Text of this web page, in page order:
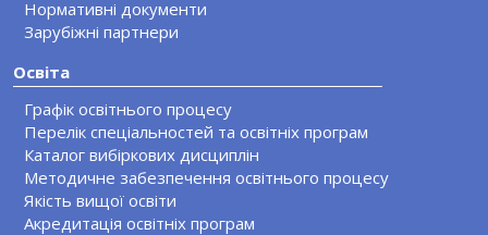
Нормативні документи
Зарубіжні партнери
Освіта
Графік освітнього процесу
Перелік спеціальностей та освітніх програм
Каталог вибіркових дисциплін
Методичне забезпечення освітнього процесу
Якість вищої освіти
Акредитація освітніх програм